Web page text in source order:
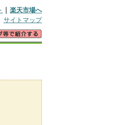
楽天市場へ
サイトマップ